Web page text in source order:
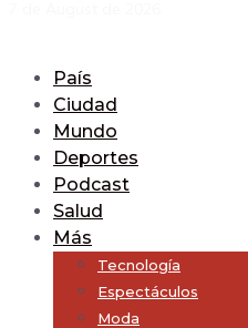
País
Ciudad
Mundo
Deportes
Podcast
Salud
Más
Tecnología
Espectáculos
Moda